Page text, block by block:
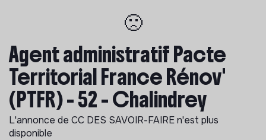
🙁
Agent administratif Pacte
Territorial France Rénov'
(PTFR) - 52 - Chalindrey
L'annonce de CC DES SAVOIR-FAIREn'est plus
disponible